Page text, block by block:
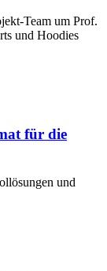
Team um Prof.
und Hoodies
für die
und